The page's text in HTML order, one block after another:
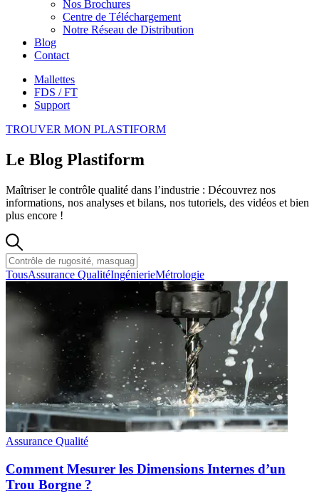
Nos Brochures
Centre de Téléchargement
Notre Réseau de Distribution
Blog
Contact
Mallettes
FDS / FT
Support
TROUVER MON PLASTIFORM
Le Blog Plastiform
Maîtriser le contrôle qualité dans l’industrie : Découvrez nos
informations, nos analyses et bilans, nos tutoriels, des vidéos et bien
plus encore !
TousAssurance QualitéIngénierieMétrologie
Assurance Qualité
Comment Mesurer les Dimensions Internes d’un
Trou Borgne ?